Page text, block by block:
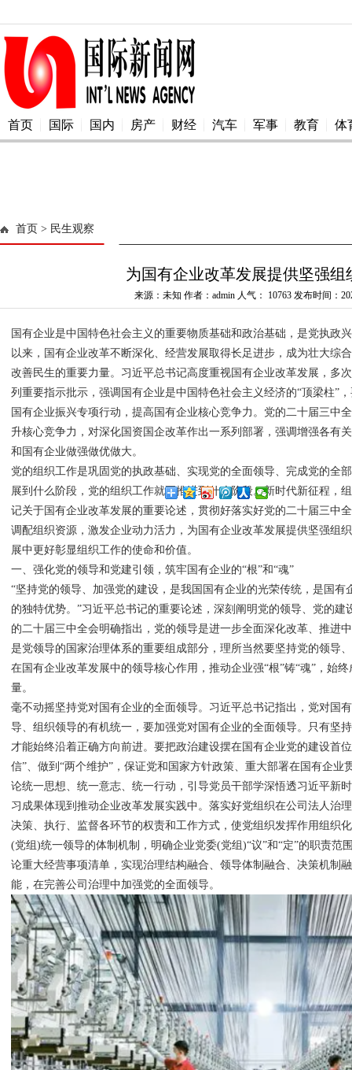
首页 国际 国内 房产 财经 汽车 军事 教育 体
首页 > 民生观察
为国有企业改革发展提供坚强组
来源：未知 作者：admin 人气： 10763 发布时间：
国有企业是中国特色社会主义的重要物质基础和政治基础，是党执政
以来，国有企业改革不断深化、经营发展取得长足进步，成为壮大综
改善民生的重要力量。习近平总书记高度重视国有企业改革发展，多
列重要指示批示，强调国有企业是中国特色社会主义经济的“顶梁柱”
国有企业振兴专项行动，提高国有企业核心竞争力。党的二十届三中
升核心竞争力，对深化国资国企改革作出一系列部署，强调增强各有
和国有企业做强做优做大。
党的组织工作是巩固党的执政基础、实现党的全面领导、完成党的全
展到什么阶段，党的组织工作就要推进到什么阶段。新时代新征程，
记关于国有企业改革发展的重要论述，贯彻好落实好党的二十届三中
调配组织资源，激发企业动力活力，为国有企业改革发展提供坚强组
展中更好彰显组织工作的使命和价值。
一、强化党的领导和党建引领，筑牢国有企业的“根”和“魂”
“坚持党的领导、加强党的建设，是我国国有企业的光荣传统，是国有
的独特优势。”习近平总书记的重要论述，深刻阐明党的领导、党的
的二十届三中全会明确指出，党的领导是进一步全面深化改革、推进
是党领导的国家治理体系的重要组成部分，理所当然要坚持党的领导
在国有企业改革发展中的领导核心作用，推动企业强“根”铸“魂”，始
量。
毫不动摇坚持党对国有企业的全面领导。习近平总书记指出，党对国
导、组织领导的有机统一，要加强党对国有企业的全面领导。只有坚
才能始终沿着正确方向前进。要把政治建设摆在国有企业党的建设首
信”、做到“两个维护”，保证党和国家方针政策、重大部署在国有企业
论统一思想、统一意志、统一行动，引导党员干部学深悟透习近平新
习成果体现到推动企业改革发展实践中。落实好党组织在公司法人治
决策、执行、监督各环节的权责和工作方式，使党组织发挥作用组织
(党组)统一领导的体制机制，明确企业党委(党组)“议”和“定”的职责范
论重大经营事项清单，实现治理结构融合、领导体制融合、决策机制
能，在完善公司治理中加强党的全面领导。